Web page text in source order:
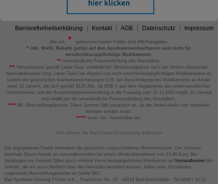
Barrierefreiheitserklärung Kontakt AGB Datenschutz Impressum
Alle mit
gekennzeichneten Felder sind Pflichtangaben.
*inkl. MwSt. Rabatte gelten auf den Apothekenverkaufspreis und nicht für
verschreibungspflichtige Medikamente.
** Unverbindliche Preisempfehlung des Herstellers.
*** Verkaufspreis gemäß Lauer-Taxe; verbindlicher Abrechnungspreis nach der Großen Deutschen
Spezialitätentaxe (sog. Lauer-Taxe) bei Abgabe von nicht verschreibungspflichtigen Medikamenten zu
Lasten der gesetzlichen Krankenversicherungen (z.B. bei Verschreibung des Medikaments an Kinder
unter 12 Jahren), die sich gemäß §129 Abs. 5a SGB V aus dem Abgabepreis des pharmazeutischen
Unternehmens und der Arzneimittelpreisverordnung in der Fassung zum 31.12.2003 ergibt. Es handelt
sich nicht um die unverbindliche Preisempfehlung des Herstellers.
****BK: Beschaffungskosten. Diese Summe fällt zusätzlich an, da der Artikel direkt vom Hersteller
bezogen werden muss.
*****verw. bis: Verwendbar bis.
Hier können Sie Ihre Cookie-Zustimmung widerrufen
Die angegebenen Preise beinhalten die gesetzlich vorgeschriebene Mehrwertsteuer. Der Versand
innerhalb Deutschlands ist versandkostenfrei bei einem Mindestbestellwert von 13,99 Euro. Bei
Sendungen ins Ausland fallen durch erhöhte Versicherungsgebühren Mehrkosten an VersandkostenBei
Artikeln, die wir ausschließlich über den Hersteller beziehen können, fallen unter Umständen
sogenannte Beschaffungskosten an (siehe BK).
Bad Apotheke Henning Fichter e.K. - Frankfurter Str. 27 - 49214 Bad Rothenfelde - Tel 0800 / 10 11